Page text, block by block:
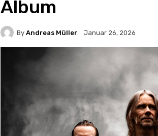
Album
By Andreas Müller Januar 26, 2026